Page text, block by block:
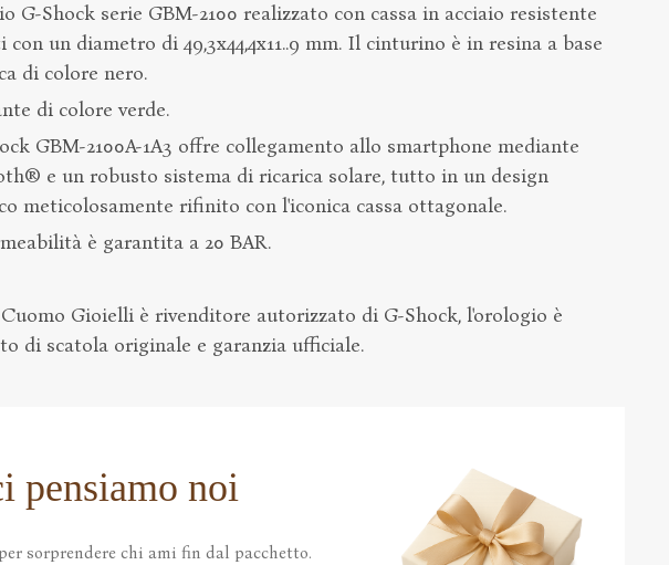
G-Shock serie GBM-2100 realizzato con cassa in acciaio resistente
con un diametro di 49,3x44,4x11..9 mm. Il cinturino è in resina a base
di colore nero.
di colore verde.
GBM-2100A-1A3 offre collegamento allo smartphone mediante
e un robusto sistema di ricarica solare, tutto in un design
meticolosamente rifinito con l'iconica cassa ottagonale.
è garantita a 20 BAR.
Gioielli è rivenditore autorizzato di G-Shock, l'orologio è
di scatola originale e garanzia ufficiale.
pensiamo noi
sorprendere chi ami fin dal pacchetto.